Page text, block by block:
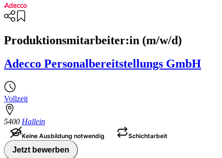
Produktionsmitarbeiter:in (m/w/d)
Adecco Personalbereitstellungs GmbH
Vollzeit
5400 Hallein
Keine Ausbildung notwendig Schichtarbeit
Jetzt bewerben